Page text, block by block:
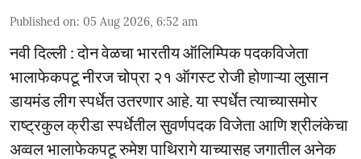
Published on: 05 Aug 2026, 6:52 am
नवी दिल्ली : दोन वेळचा भारतीय ऑलिम्पिक पदकविजेता
भालाफेकपटू नीरज चोप्रा २१ ऑगस्ट रोजी होणाऱ्या लुसान
डायमंड लीग स्पर्धेत उतरणार आहे. या स्पर्धेत त्याच्यासमोर
राष्ट्रकुल क्रीडा स्पर्धेतील सुवर्णपदक विजेता आणि श्रीलंकेचा
अव्वल भालाफेकपटू रुमेश पाथिरागे याच्यासह जगातील अनेक